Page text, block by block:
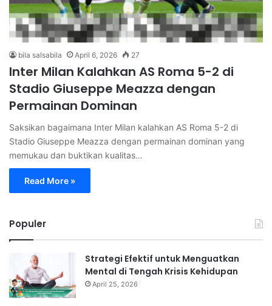
bila salsabila April 6, 2026 27
Inter Milan Kalahkan AS Roma 5-2 di
Stadio Giuseppe Meazza dengan
Permainan Dominan
Saksikan bagaimana Inter Milan kalahkan AS Roma 5-2 di
Stadio Giuseppe Meazza dengan permainan dominan yang
memukau dan buktikan kualitas…
Read More »
Populer
Strategi Efektif untuk Menguatkan
Mental di Tengah Krisis Kehidupan
April 25, 2026